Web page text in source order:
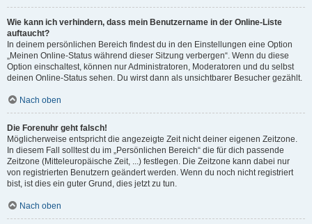
Wie kann ich verhindern, dass mein Benutzername in der Online-Liste
auftaucht?
In deinem persönlichen Bereich findest du in den Einstellungen eine Option
„Meinen Online-Status während dieser Sitzung verbergen“. Wenn du diese
Option einschaltest, können nur Administratoren, Moderatoren und du selbst
deinen Online-Status sehen. Du wirst dann als unsichtbarer Besucher gezählt.
Nach oben
Die Forenuhr geht falsch!
Möglicherweise entspricht die angezeigte Zeit nicht deiner eigenen Zeitzone.
In diesem Fall solltest du im „Persönlichen Bereich“ die für dich passende
Zeitzone (Mitteleuropäische Zeit, ...) festlegen. Die Zeitzone kann dabei nur
von registrierten Benutzern geändert werden. Wenn du noch nicht registriert
bist, ist dies ein guter Grund, dies jetzt zu tun.
Nach oben